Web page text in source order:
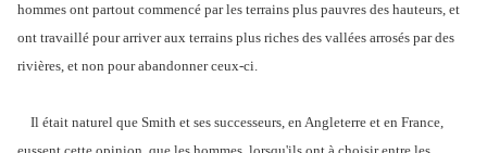
hommes ont partout commencé par les terrains plus pauvres des hauteurs, et
ont travaillé pour arriver aux terrains plus riches des vallées arrosés par des
rivières, et non pour abandonner ceux-ci.
Il était naturel que Smith et ses successeurs, en Angleterre et en France,